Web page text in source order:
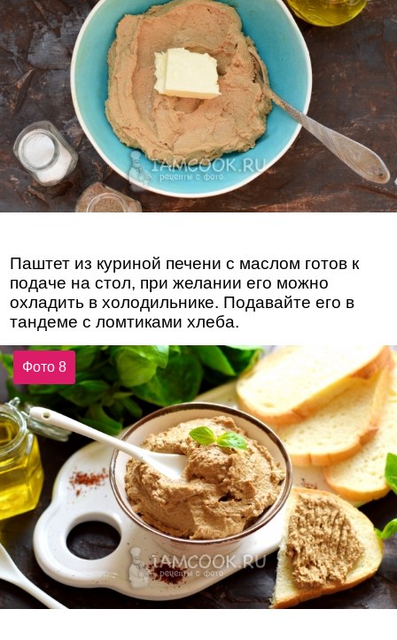
Паштет из куриной печени с маслом готов к
подаче на стол, при желании его можно
охладить в холодильнике. Подавайте его в
тандеме с ломтиками хлеба.
Фото 8